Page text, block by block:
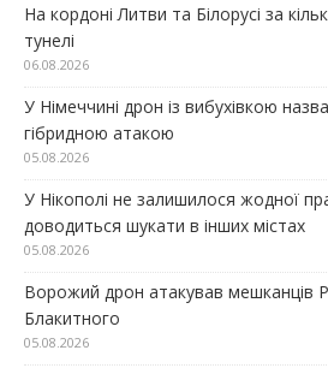
На кордоні Литви та Білорусі за
тунелі
06.08.2026
У Німеччині дрон із вибухівкою
гібридною атакою
05.08.2026
У Нікополі не залишилося жодної
доводиться шукати в інших містах
05.08.2026
Ворожий дрон атакував мешканців
Блакитного
05.08.2026